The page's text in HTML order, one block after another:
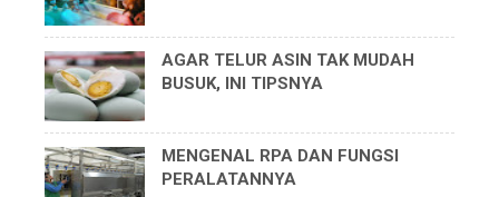
AGAR TELUR ASIN TAK MUDAH
BUSUK, INI TIPSNYA
MENGENAL RPA DAN FUNGSI
PERALATANNYA